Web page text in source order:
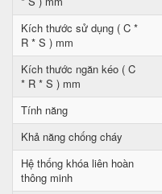
Kích thước sử dụng ( C *
R * S ) mm
Kích thước ngăn kéo ( C
* R * S ) mm
Tính năng
Khả năng chống cháy
Hệ thống khóa liên hoàn
thông minh